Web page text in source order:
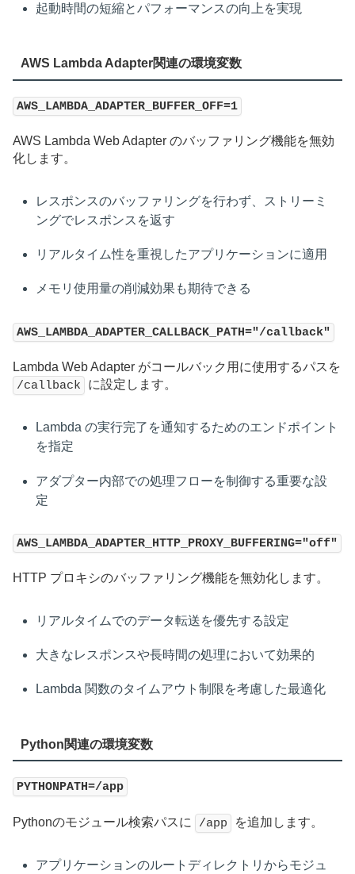
起動時間の短縮とパフォーマンスの向上を実現
AWS Lambda Adapter関連の環境変数
AWS_LAMBDA_ADAPTER_BUFFER_OFF=1
AWS Lambda Web Adapter のバッファリング機能を無効
化します。
レスポンスのバッファリングを行わず、ストリーミ
ングでレスポンスを返す
リアルタイム性を重視したアプリケーションに適用
メモリ使用量の削減効果も期待できる
AWS_LAMBDA_ADAPTER_CALLBACK_PATH="/callback"
Lambda Web Adapter がコールバック用に使用するパスを
/callback に設定します。
Lambda の実行完了を通知するためのエンドポイント
を指定
アダプター内部での処理フローを制御する重要な設
定
AWS_LAMBDA_ADAPTER_HTTP_PROXY_BUFFERING="off"
HTTP プロキシのバッファリング機能を無効化します。
リアルタイムでのデータ転送を優先する設定
大きなレスポンスや長時間の処理において効果的
Lambda 関数のタイムアウト制限を考慮した最適化
Python関連の環境変数
PYTHONPATH=/app
Pythonのモジュール検索パスに /app を追加します。
アプリケーションのルートディレクトリからモジュ